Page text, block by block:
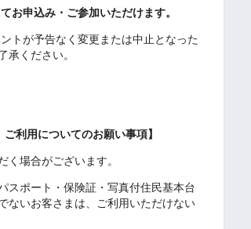
お申込み・ご参加いただけます。
トが予告なく変更または中止となった
承ください。
利用についてのお願い事項】
場合がございます。
スポート・保険証・写真付住民基本台
ないお客さまは、ご利用いただけない